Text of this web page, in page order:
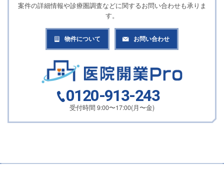
案件の詳細情報や診療圏調査などに関するお問い合わせも承りま
す。
物件について お問い合わせ
0120-913-243
受付時間 9:00〜17:00(月〜金)